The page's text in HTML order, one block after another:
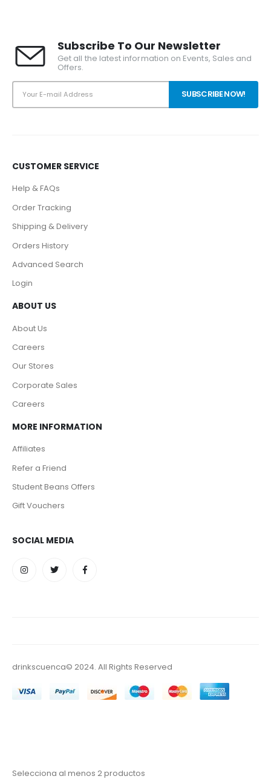
Subscribe To Our Newsletter
Get all the latest information on Events, Sales and
Offers.
CUSTOMER SERVICE
Help & FAQs
Order Tracking
Shipping & Delivery
Orders History
Advanced Search
Login
ABOUT US
About Us
Careers
Our Stores
Corporate Sales
Careers
MORE INFORMATION
Affiliates
Refer a Friend
Student Beans Offers
Gift Vouchers
SOCIAL MEDIA
drinkscuenca© 2024. All Rights Reserved
Selecciona al menos 2 productos